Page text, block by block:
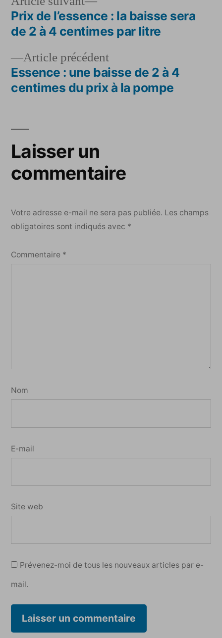
Navigation
l’article
Article précédentArticle
précédent :
Essence : une baisse de 2 à 4
centimes du prix à la pompe
suivant :
Prix de l’essence : la baisse sera
de 2 à 4 centimes par litre
Laisser un
commentaire
Votre adresse e-mail ne sera pas publiée. Les champs
obligatoires sont indiqués avec *
Commentaire *
Nom
E-mail
Site web
Prévenez-moi de tous les nouveaux articles par e-
mail.